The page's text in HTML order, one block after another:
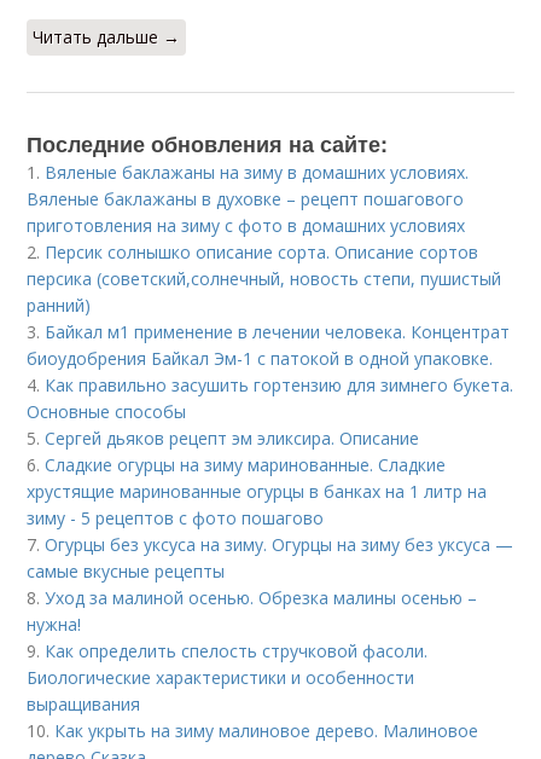
Читать дальше →
Последние обновления на сайте:
1. Вяленые баклажаны на зиму в домашних условиях.
Вяленые баклажаны в духовке – рецепт пошагового
приготовления на зиму с фото в домашних условиях
2. Персик солнышко описание сорта. Описание сортов
персика (советский,солнечный, новость степи, пушистый
ранний)
3. Байкал м1 применение в лечении человека. Концентрат
биоудобрения Байкал Эм-1 с патокой в одной упаковке.
4. Как правильно засушить гортензию для зимнего букета.
Основные способы
5.Сергей дьяков рецепт эм эликсира. Описание
6.Сладкие огурцы на зиму маринованные. Сладкие
хрустящие маринованные огурцы в банках на 1 литр на
зиму - 5 рецептов с фото пошагово
7.Огурцы без уксуса на зиму. Огурцы на зиму без уксуса —
самые вкусные рецепты
8.Уход за малиной осенью. Обрезка малины осенью –
нужна!
9. Как определить спелость стручковой фасоли.
Биологические характеристики и особенности
выращивания
10. Как укрыть на зиму малиновое дерево. Малиновое